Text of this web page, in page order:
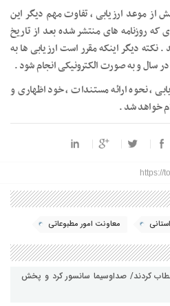
از موعد ارزیابی ، تفاوت مهم دیگر این
که روزنامه های منتشر شده بعد از تاریخ
نکته دیگر اینکه مقرر است ارزیابی ها به
و به صورت الکترونیکی انجام شود .
ارزیابی ، نحوه ارائه مستندات ، خود اظهاری و
خواهد شد .
https://
معاونت امور مطبوعاتی
کردند/ صداوسیما سانسور کرد و پخش